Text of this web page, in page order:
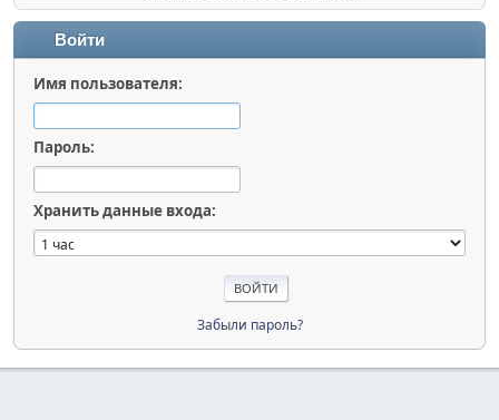
Войти
Имя пользователя:
Пароль:
Хранить данные входа:
Забыли пароль?